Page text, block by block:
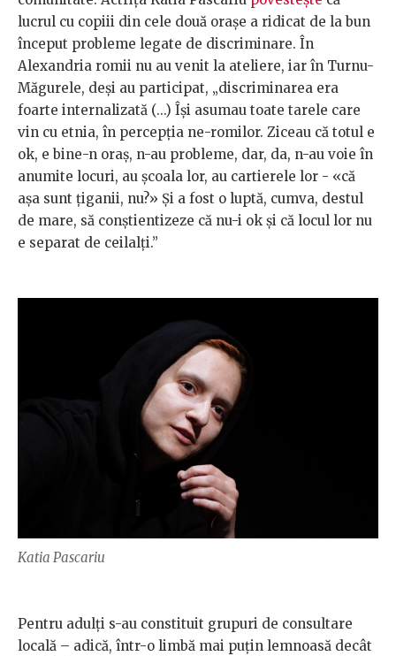
lucrul cu copiii din cele două orașe a ridicat de la bun
început probleme legate de discriminare. În
Alexandria romii nu au venit la ateliere, iar în Turnu-
Măgurele, deși au participat, „discriminarea era
foarte internalizată (...) Își asumau toate tarele care
vin cu etnia, în percepția ne-romilor. Ziceau că totul e
ok, e bine-n oraș, n-au probleme, dar, da, n-au voie în
anumite locuri, au școala lor, au cartierele lor - «că
așa sunt țiganii, nu?» Și a fost o luptă, cumva, destul
de mare, să conștientizeze că nu-i ok și că locul lor nu
e separat de ceilalți.”
Katia Pascariu
Pentru adulți s-au constituit grupuri de consultare
locală – adică, într-o limbă mai puțin lemnoasă decât